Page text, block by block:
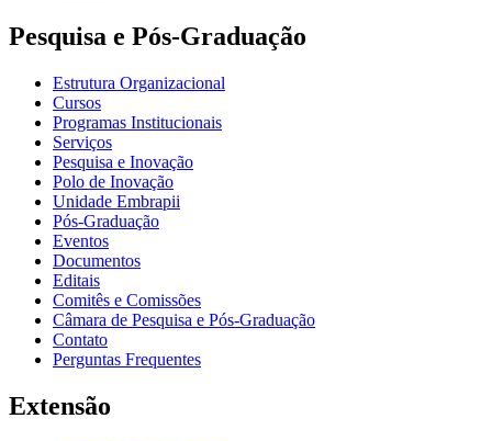
Pesquisa e Pós-Graduação
Estrutura Organizacional
Cursos
Programas Institucionais
Serviços
Pesquisa e Inovação
Polo de Inovação
Unidade Embrapii
Pós-Graduação
Eventos
Documentos
Editais
Comitês e Comissões
Câmara de Pesquisa e Pós-Graduação
Contato
Perguntas Frequentes
Extensão